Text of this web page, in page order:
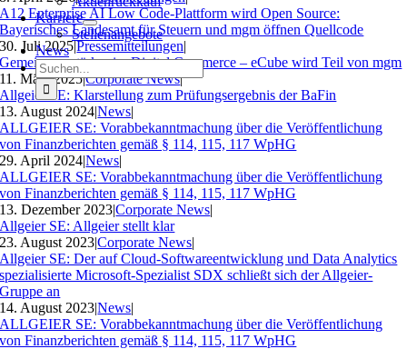
Karriere
Stellenangebote
News
Suche
nach:
A12 Enterprise AI Low Code-Plattform wird Open Source:
Bayerisches Landesamt für Steuern und mgm öffnen Quellcode
30. Juli 2025|Pressemitteilungen|
Gemeinsam stärker im Digital Commerce – eCube wird Teil von mgm
11. März 2025|Corporate News|
Allgeier SE: Klarstellung zum Prüfungsergebnis der BaFin
13. August 2024|News|
ALLGEIER SE: Vorabbekanntmachung über die Veröffentlichung
von Finanzberichten gemäß § 114, 115, 117 WpHG
29. April 2024|News|
ALLGEIER SE: Vorabbekanntmachung über die Veröffentlichung
von Finanzberichten gemäß § 114, 115, 117 WpHG
13. Dezember 2023|Corporate News|
Allgeier SE: Allgeier stellt klar
23. August 2023|Corporate News|
Allgeier SE: Der auf Cloud-Softwareentwicklung und Data Analytics
spezialisierte Microsoft-Spezialist SDX schließt sich der Allgeier-
Gruppe an
14. August 2023|News|
ALLGEIER SE: Vorabbekanntmachung über die Veröffentlichung
von Finanzberichten gemäß § 114, 115, 117 WpHG